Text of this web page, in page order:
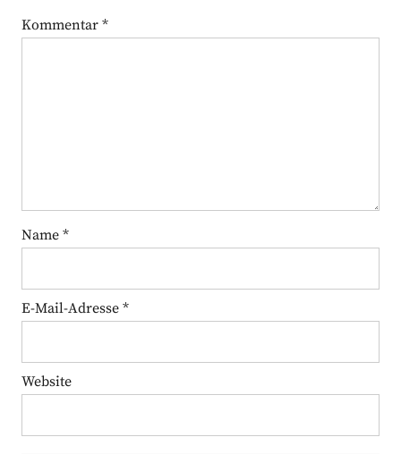
Kommentar *
Name *
E-Mail-Adresse *
Website